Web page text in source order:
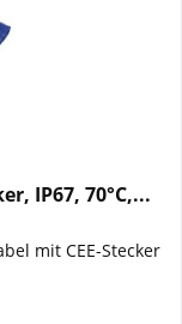
IP67, 70°C,...
mit CEE-Stecker